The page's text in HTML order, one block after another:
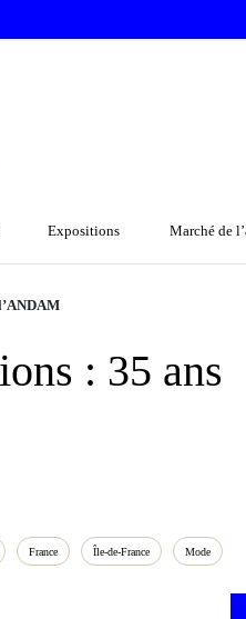
Expositions Marché de
: 35 ans
France Île-de-France Mode